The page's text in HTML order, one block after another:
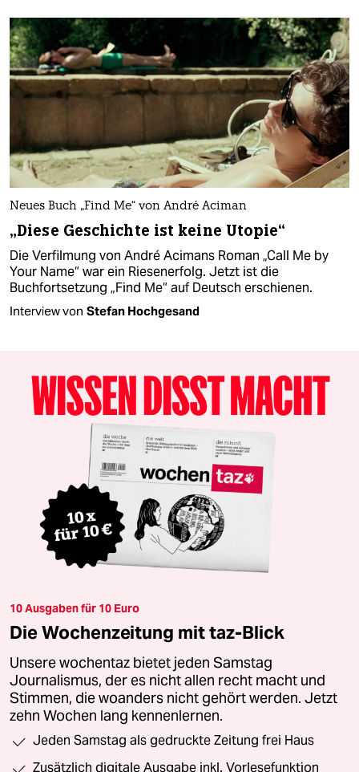
Neues Buch „Find Me“ von André Aciman
„Diese Geschichte ist keine Utopie“
Die Verfilmung von André Acimans Roman „Call Me by
Your Name“ war ein Riesenerfolg. Jetzt ist die
Buchfortsetzung „Find Me“ auf Deutsch erschienen.
Interview von Stefan Hochgesand
10 Ausgaben für 10 Euro
Die Wochenzeitung mit taz-Blick
Unsere wochentaz bietet jeden Samstag
Journalismus, der es nicht allen recht macht und
Stimmen, die woanders nicht gehört werden. Jetzt
zehn Wochen lang kennenlernen.
Jeden Samstag als gedruckte Zeitung frei Haus
Zusätzlich digitale Ausgabe inkl. Vorlesefunktion